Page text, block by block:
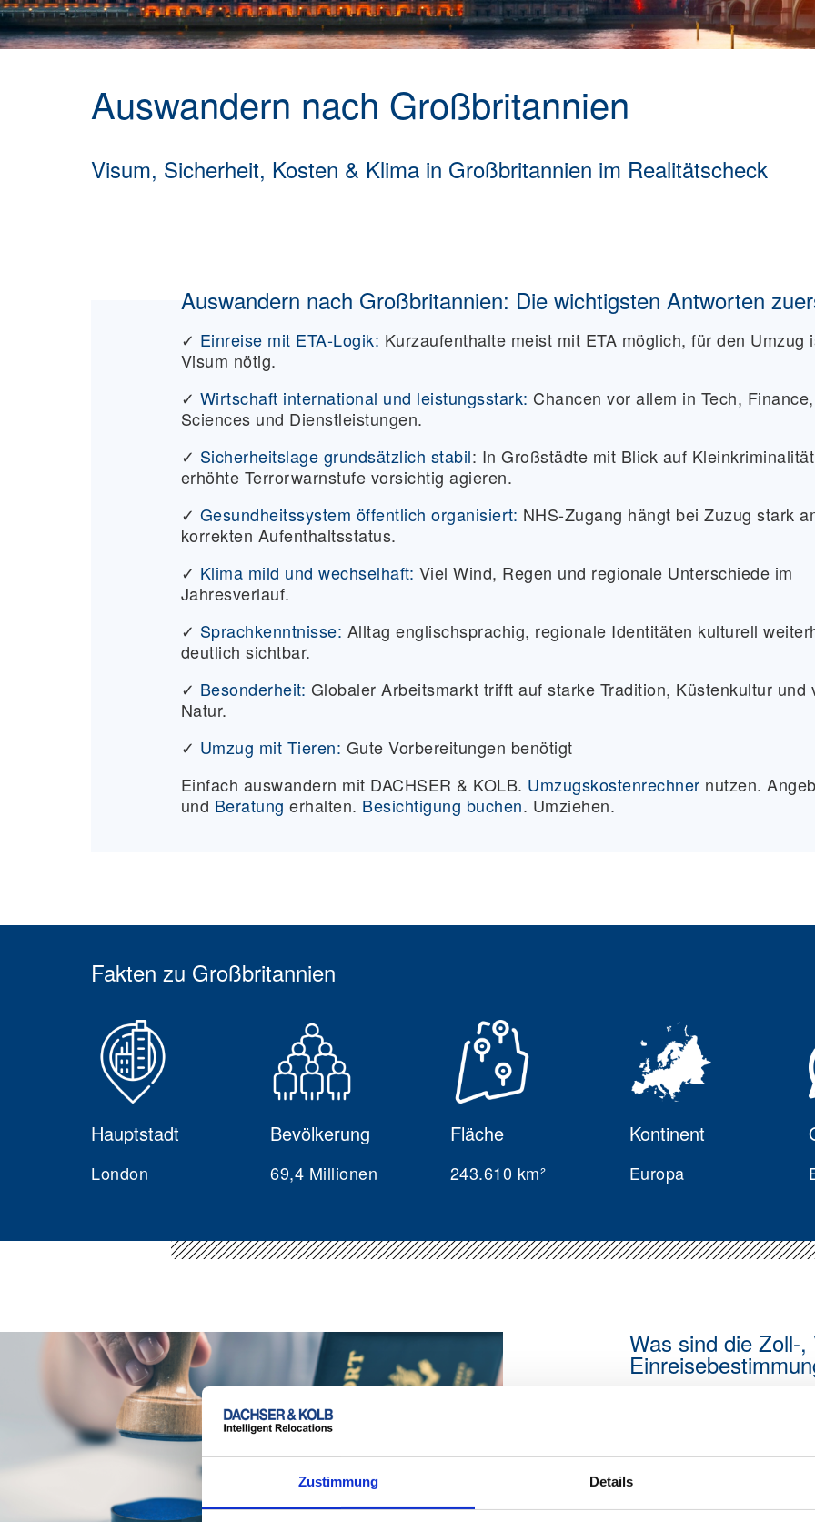
Zustimmung Details
Auswandern nach Großbritannien
Visum, Sicherheit, Kosten & Klima in Großbritannien im Realitätscheck
Auswandern nach Großbritannien: Die wichtigsten Antworten
✓ Einreise mit ETA-Logik: Kurzaufenthalte meist mit ETA möglich, für den Umzug
Visum nötig.
✓ Wirtschaft international und leistungsstark: Chancen vor allem in Tech,
Sciences und Dienstleistungen.
✓ Sicherheitslage grundsätzlich stabil: In Großstädte mit Blick auf
erhöhte Terrorwarnstufe vorsichtig agieren.
✓ Gesundheitssystem öffentlich organisiert: NHS-Zugang hängt bei Zuzug stark
korrekten Aufenthaltsstatus.
✓ Klima mild und wechselhaft: Viel Wind, Regen und regionale Unterschiede im
Jahresverlauf.
✓ Sprachkenntnisse: Alltag englischsprachig, regionale Identitäten kulturell
deutlich sichtbar.
✓ Besonderheit: Globaler Arbeitsmarkt trifft auf starke Tradition, Küstenkultur und
Natur.
✓ Umzug mit Tieren: Gute Vorbereitungen benötigt
Einfach auswandern mit DACHSER & KOLB. Umzugskostenrechner nutzen.
und Beratung erhalten. Besichtigung buchen. Umziehen.
Fakten zu Großbritannien
Hauptstadt
London
Bevölkerung
69,4 Millionen
Fläche
243.610 km²
Kontinent
Europa
Was sind die Zoll-,
Für deutsche
heute eine klare
Auswanderung. Für
eine ETA erforderlich.
sechs Monaten,
Arbeitsvisum. Für